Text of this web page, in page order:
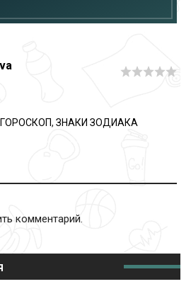
, ЗНАКИ ЗОДИАКА
комментарий.